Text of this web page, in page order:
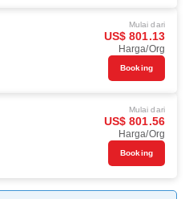
Mulai dari
US$ 801.13
Harga/Org
Booking
Mulai dari
US$ 801.56
Harga/Org
Booking